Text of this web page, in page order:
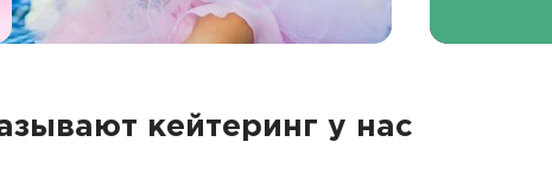
кейтеринг у нас